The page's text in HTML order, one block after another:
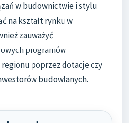
w budownictwie i stylu
na kształt rynku w
zauważyć
programów
poprzez dotacje czy
budowlanych.